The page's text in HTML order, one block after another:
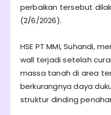
perbaikan tersebut
(2/6/2026).
HSE PT MMI, Suhandi,
wall terjadi setelah
massa tanah di area
berkurangnya daya
struktur dinding